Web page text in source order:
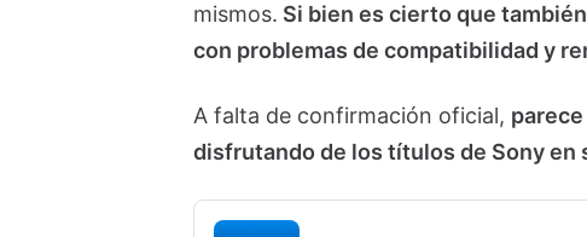
mismos. Si bien es cierto que
con problemas de compatibilidad y
A falta de confirmación oficial,
disfrutando de los títulos de Sony en